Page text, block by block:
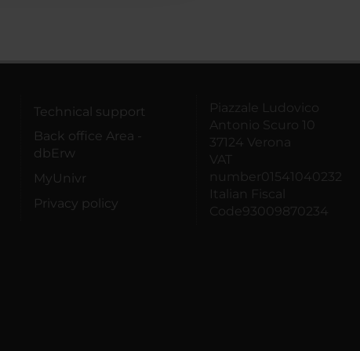
Technical support
Back office Area -
dbErw
MyUnivr
Privacy policy
Piazzale Ludovico
Antonio Scuro 10
37124 Verona
VAT
number01541040232
Italian Fiscal
Code93009870234